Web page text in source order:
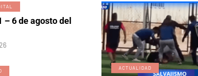
– 6 de agosto del
ACTUALIDAD